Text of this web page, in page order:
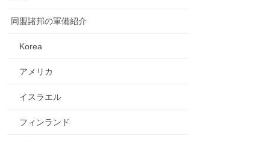
同盟諸邦の軍備紹介
Korea
アメリカ
イスラエル
フィンランド